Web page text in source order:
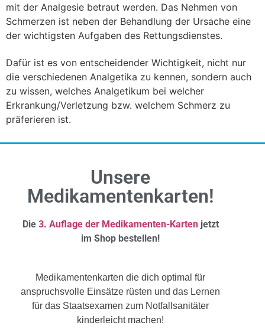
mit der Analgesie betraut werden. Das Nehmen von
Schmerzen ist neben der Behandlung der Ursache eine
der wichtigsten Aufgaben des Rettungsdienstes.
Dafür ist es von entscheidender Wichtigkeit, nicht nur
die verschiedenen Analgetika zu kennen, sondern auch
zu wissen, welches Analgetikum bei welcher
Erkrankung/Verletzung bzw. welchem Schmerz zu
präferieren ist.
Unsere
Medikamentenkarten!
Die 3. Auflage der Medikamenten-Kartenjetzt
im Shop bestellen!
Medikamentenkarten die dich optimal für
anspruchsvolle Einsätze rüsten und das Lernen
für das Staatsexamen zum Notfallsanitäter
kinderleicht machen!